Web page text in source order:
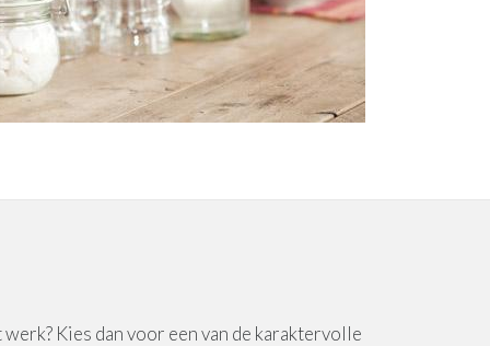
Kies dan voor een van de karaktervolle